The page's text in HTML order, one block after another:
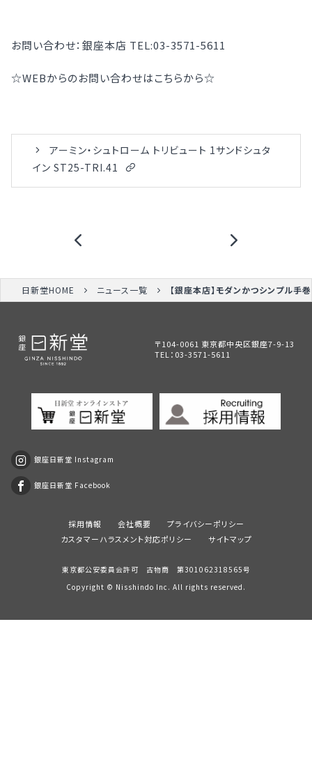
お問い合わせ：銀座本店 TEL:03-3571-5611
☆WEBからのお問い合わせはこちらから☆
アーミン・シュトローム トリビュート 1サンドシュタ
イン ST25-TRI.41
日新堂HOME ニュース一覧 【銀座本店】モダンかつシンプル手
〒104-0061 東京都中央区銀座7-9-13
TEL： 03-3571-5611
銀座日新堂 Instagram
銀座日新堂 Facebook
採用情報 会社概要
プライバシーポリシー
カスタマーハラスメント対応ポリシー
サイトマップ
東京都公安委員会許可 古物商 第301062318565号
Copyright © Nisshindo Inc. All rights reserved.